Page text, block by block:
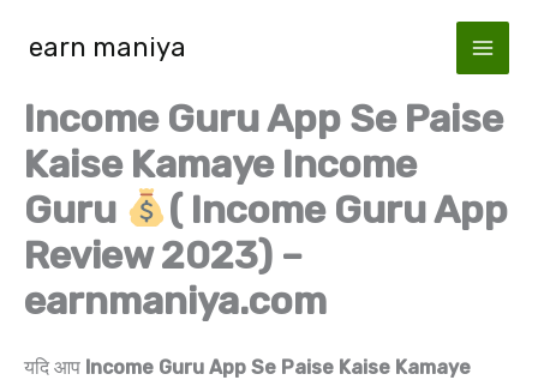
earn maniya
Income Guru App Se Paise
Kaise Kamaye Income
Guru
( Income Guru App
Review 2023) –
earnmaniya.com
यदि आप Income Guru App Se Paise Kaise Kamaye